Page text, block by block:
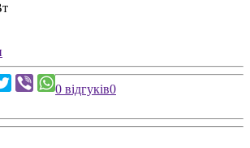
0 відгуків0